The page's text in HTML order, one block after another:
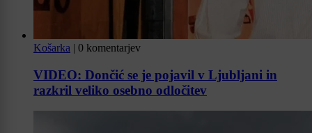
Košarka | 0 komentarjev
VIDEO: Dončić se je pojavil v Ljubljani in
razkril veliko osebno odločitev